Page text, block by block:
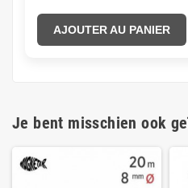
AJOUTER AU PANIER
Je bent misschien ook